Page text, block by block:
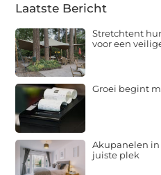
Laatste Bericht
Stretchtent
voor een
Groei begint
Akupanelen in
juiste plek